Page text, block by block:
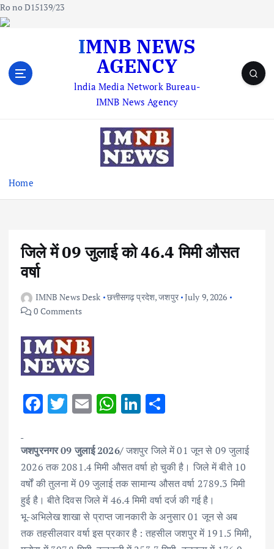
Ro no D15139/23
IMNB NEWS
AGENCY
lndia Media Network Bureau-
IMNB News Agency
Home
जिले में 09 जुलाई को 46.4 मिमी औसत
वर्षा
IMNB News Desk छत्तीसगढ़ प्रदेश,जशपुर July 9, 2026
0 Comments
F
e
b
o
o
k
T
it
te
r
E
ai
l
W
at
s
A
p
p
Li
k
e
dI
n
ar
e
जशपुरनगर 09 जुलाई 2026/जशपुर जिले में 01 जून से 09 जुलाई
2026 तक 2081.4 मिमी औसत वर्षा हो चुकी है। जिले में बीते 10
वर्षों की तुलना में 09 जुलाई तक सामान्य औसत वर्षा 2789.3 मिमी
हुई है। बीते दिवस जिले में 46.4 मिमी वर्षा दर्ज की गई है।
भू-अभिलेख शाखा से प्राप्त जानकारी के अनुसार 01 जून से अब
तक तहसीलवार वर्षा इस प्रकार है : तहसील जशपुर में 191.5 मिमी,